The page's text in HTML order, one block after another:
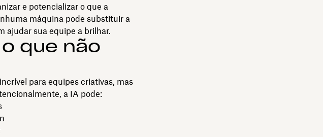
e potencializar o que a
máquina pode substituir a
ajudar sua equipe a brilhar.
que não
para equipes criativas, mas
a IA pode: